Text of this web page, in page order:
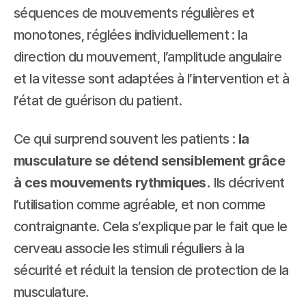
séquences de mouvements régulières et
monotones, réglées individuellement : la
direction du mouvement, l’amplitude angulaire
et la vitesse sont adaptées à l’intervention et à
l’état de guérison du patient.
Ce qui surprend souvent les patients : la
musculature se détend sensiblement grâce
à ces mouvements rythmiques. Ils décrivent
l’utilisation comme agréable, et non comme
contraignante. Cela s’explique par le fait que le
cerveau associe les stimuli réguliers à la
sécurité et réduit la tension de protection de la
musculature.